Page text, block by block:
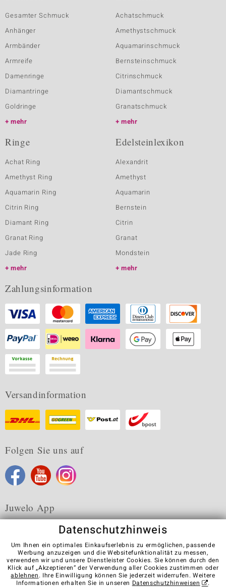
Gesamter Schmuck
Anhänger
Armbänder
Armreife
Damenringe
Diamantringe
Goldringe
mehr
Achatschmuck
Amethystschmuck
Aquamarinschmuck
Bernsteinschmuck
Citrinschmuck
Diamantschmuck
Granatschmuck
mehr
Ringe
Achat Ring
Amethyst Ring
Aquamarin Ring
Citrin Ring
Diamant Ring
Granat Ring
Jade Ring
mehr
Edelsteinlexikon
Alexandrit
Amethyst
Aquamarin
Bernstein
Citrin
Granat
Mondstein
mehr
Zahlungsinformation
Versandinformation
Folgen Sie uns auf
Juwelo App
Karriere AGB Datenschutz Cookies
Impressum
Kontakt
Vertrag widerrufen
Datenschutzhinweis
Um Ihnen ein optimales Einkaufserlebnis zu ermöglichen, passende
Werbung anzuzeigen und die Websitefunktionalität zu messen,
verwenden wir und unsere Dienstleister Cookies. Sie können durch den
Klick auf „Akzeptieren“ der Verwendung aller Cookies zustimmen oder
ablehnen. Ihre Einwilligung können Sie jederzeit widerrufen. Weitere
Informationen erhalten Sie in unseren Datenschutzhinweisen .